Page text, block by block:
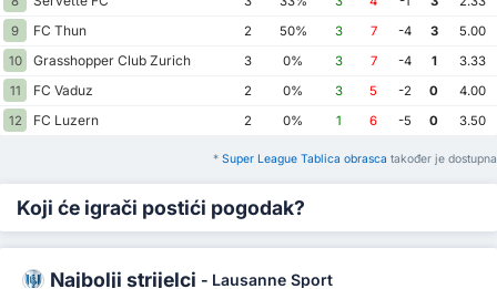
9
FC Thun 2 50% 3 7 -4 3
5.00
10
Grasshopper Club Zurich 3 0% 3 7 -4 1
3.33
11
FC Vaduz 2 0% 3 5 -2 0
4.00
12
FC Luzern 2 0% 1 6 -5 0 3.50
* Super League Tablica obrasca također je dostupna
Koji će igrači postići pogodak?
Najbolji strijelci - Lausanne Sport